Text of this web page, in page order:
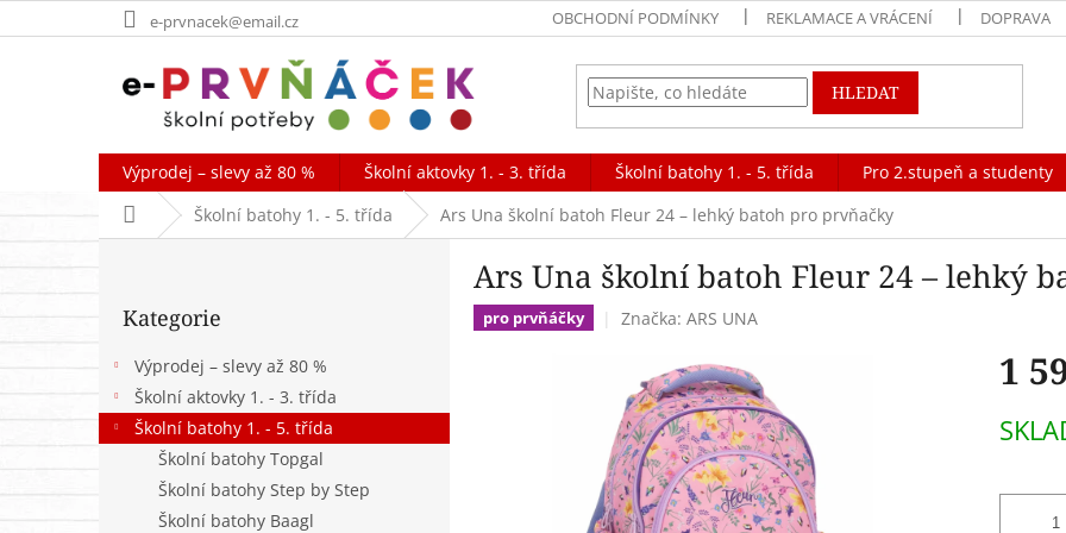
na
e-prvnacek@email.cz OBCHODNÍ PODMÍNKY REKLAMACE A VRÁCENÍ DOPRAVA
HLEDAT
Výprodej – slevy až 80 % Školní aktovky 1. - 3. třída Školní batohy 1. - 5. třída Pro 2.stupeň a studenty
Domů Školní batohy 1. - 5. třída Ars Una školní batoh Fleur 24 – lehký batoh pro prvňačky
P
n
kategorie
Kategorie
Výprodej – slevy až 80 %
Školní aktovky 1. - 3. třída
Školní batohy 1. - 5. třída
Školní batohy Topgal
Školní batohy Step by Step
Školní batohy Baagl
Ars Una školní batoh Fleur 24 – lehký
pro prvňáčky Značka: ARS UNA
1
cena: